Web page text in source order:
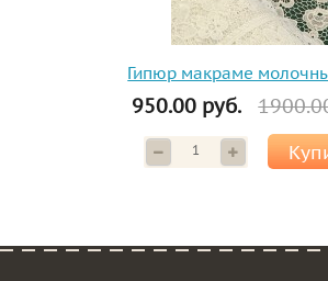
Гипюр макраме
950.00 руб.